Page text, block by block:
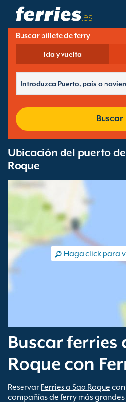
.es
Compañías Navieras
Destinos De Ferries
Puertos De Ferry
Buscar billete de ferry
Ida y vuelta
Buscar
Ubicación del puerto
Roque
Haga click para
Buscar ferries
Roque con
Reservar Ferries a Sao Roque
compañías de ferry más